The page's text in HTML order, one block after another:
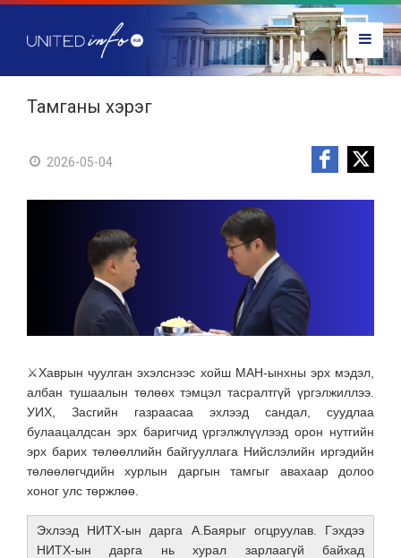
Тамганы хэрэг
2026-05-04
⚔️Хаврын чуулган эхэлснээс хойш МАН-ынхны эрх мэдэл,
албан тушаалын төлөөх тэмцэл тасралтгүй үргэлжиллээ.
УИХ, Засгийн газраасаа эхлээд сандал, суудлаа
булаацалдсан эрх баригчид үргэлжлүүлээд орон нутгийн
эрх барих төлөөллийн байгууллага Нийслэлийн иргэдийн
төлөөлөгчдийн хурлын даргын тамгыг авахаар долоо
хоног улс төржлөө.
Эхлээд НИТХ-ын дарга А.Баярыг огцруулав. Гэхдээ
НИТХ-ын дарга нь хурал зарлаагүй байхад